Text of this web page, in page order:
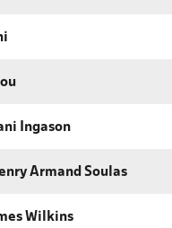
Ingason
Armand Soulas
Wilkins